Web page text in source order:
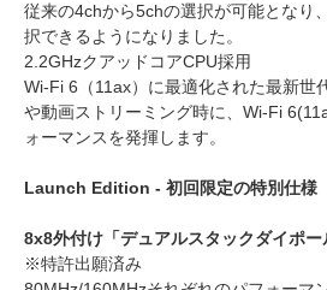
従来の4chから5chの選択が可能となり
択できるようになりました。
2.2GHzクアッドコアCPU採用
Wi-Fi 6（11ax）に最適化された最新世
や動画ストリーミング時に、Wi-Fi
ォーマンスを発揮します。
Launch Edition - 初回限定の特別仕様
8x8外付け「デュアルスタックダイポー
※特許出願済み